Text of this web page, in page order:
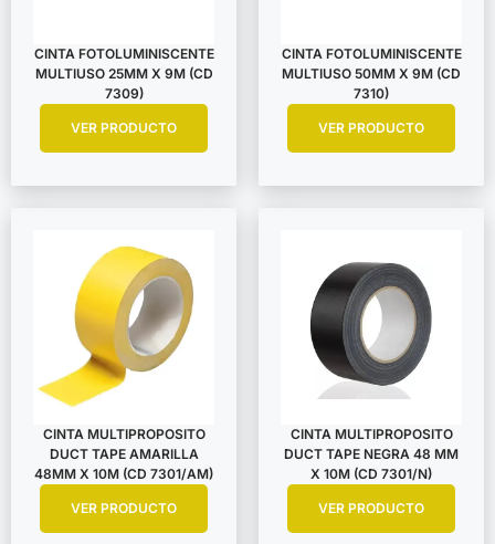
CINTA FOTOLUMINISCENTE
MULTIUSO 25MM X 9M (CD
7309)
VER PRODUCTO
CINTA FOTOLUMINISCENTE
MULTIUSO 50MM X 9M (CD
7310)
VER PRODUCTO
CINTA MULTIPROPOSITO
DUCT TAPE AMARILLA
48MM X 10M (CD 7301/AM)
VER PRODUCTO
CINTA MULTIPROPOSITO
DUCT TAPE NEGRA 48 MM
X 10M (CD 7301/N)
VER PRODUCTO